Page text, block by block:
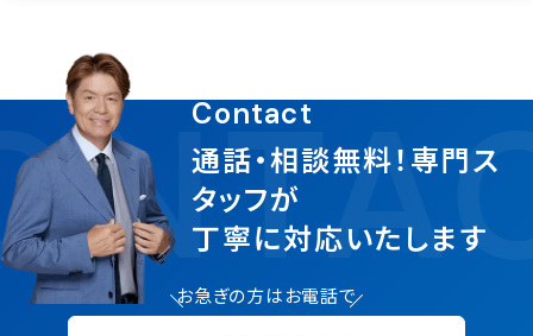
Contact
通話・相談無料！専門ス
タッフが
丁寧に対応いたします
お急ぎの方はお電話で